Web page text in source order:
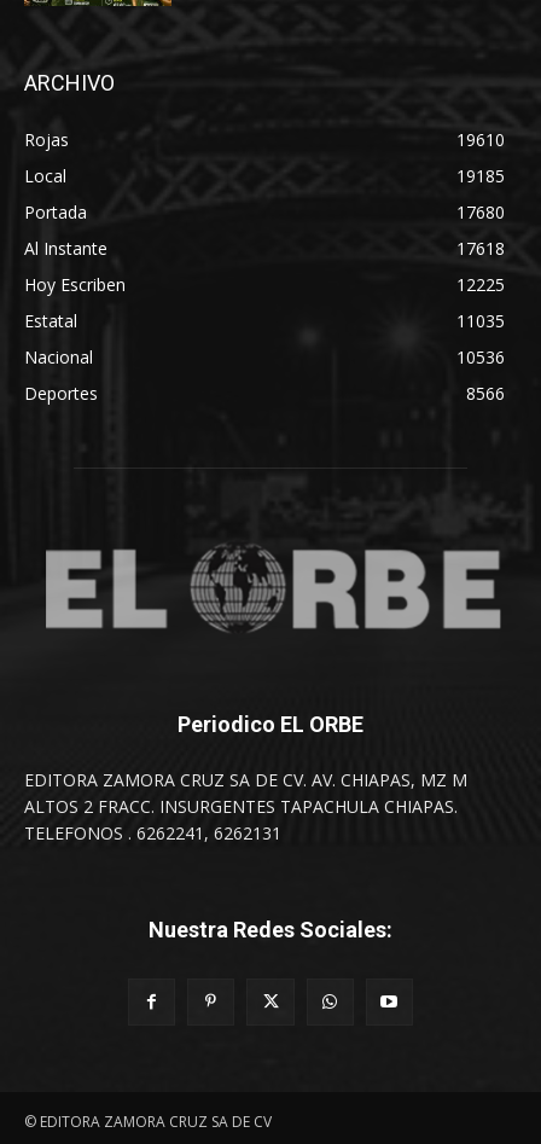
ARCHIVO
Rojas
19610
Local
19185
Portada
17680
Al Instante
17618
Hoy Escriben
12225
Estatal
11035
Nacional
10536
Deportes
8566
Periodico EL ORBE
EDITORA ZAMORA CRUZ SA DE CV. AV. CHIAPAS, MZ M
ALTOS 2 FRACC. INSURGENTES TAPACHULA CHIAPAS.
TELEFONOS . 6262241, 6262131
Nuestra Redes Sociales:
© EDITORA ZAMORA CRUZ SA DE CV